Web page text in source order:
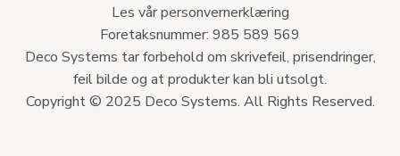
Les vår personvernerklæring
Foretaksnummer: 985 589 569
Deco Systems tar forbehold om skrivefeil, prisendringer,
feil bilde og at produkter kan bli utsolgt.
Copyright © 2025 Deco Systems. All Rights Reserved.